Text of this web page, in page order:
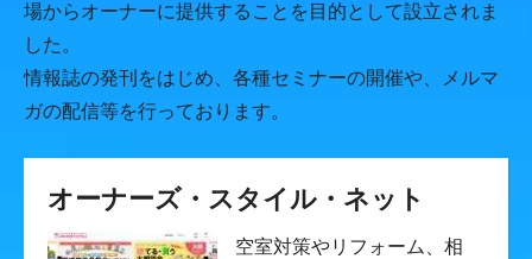
場からオーナーに提供することを目的として設立されま
した。
情報誌の発刊をはじめ、各種セミナーの開催や、メルマ
ガの配信等を行っております。
オーナーズ・スタイル・ネット
空室対策やリフォーム、相